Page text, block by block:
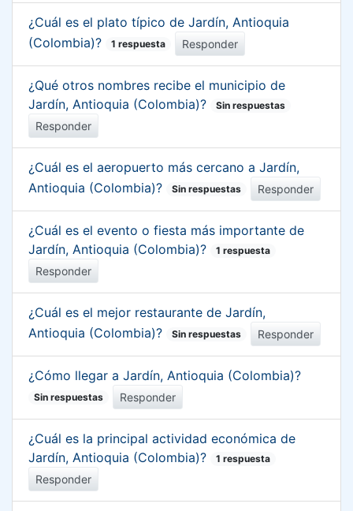
¿Cuál es el plato típico de Jardín, Antioquia
(Colombia)?
1 respuesta Responder
¿Qué otros nombres recibe el municipio de
Jardín, Antioquia (Colombia)?
Sin respuestas
Responder
¿Cuál es el aeropuerto más cercano a Jardín,
Antioquia (Colombia)?
Sin respuestas Responder
¿Cuál es el evento o fiesta más importante de
Jardín, Antioquia (Colombia)?
1 respuesta
Responder
¿Cuál es el mejor restaurante de Jardín,
Antioquia (Colombia)?
Sin respuestas Responder
¿Cómo llegar a Jardín, Antioquia (Colombia)?
Sin respuestas Responder
¿Cuál es la principal actividad económica de
Jardín, Antioquia (Colombia)?
1 respuesta
Responder